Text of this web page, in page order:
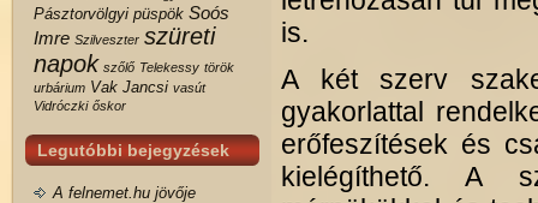
Pásztorvölgyi püspök Soós
Imre Szilveszter szüreti
napok szőlő Telekessy török
urbárium Vak Jancsi vasút
Vidróczki őskor
Legutóbbi bejegyzések
A felnemet.hu jövője
is.
A két szerv
gyakorlattal
erőfeszítések és
kielégíthető. A